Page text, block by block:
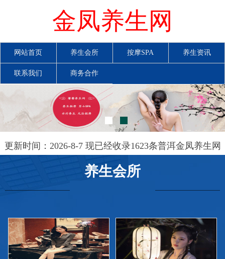
金凤养生网
网站首页 养生会所 按摩SPA 养生资讯
联系我们 商务合作
更新时间：2026-8-7 现已经收录1623条普洱金凤养生网
信息
养生会所